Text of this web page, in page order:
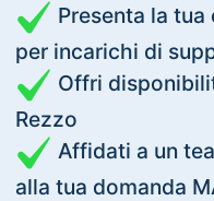
Presenta la
per incarichi di
Offri
Rezzo
Affidati a un
alla tua domanda